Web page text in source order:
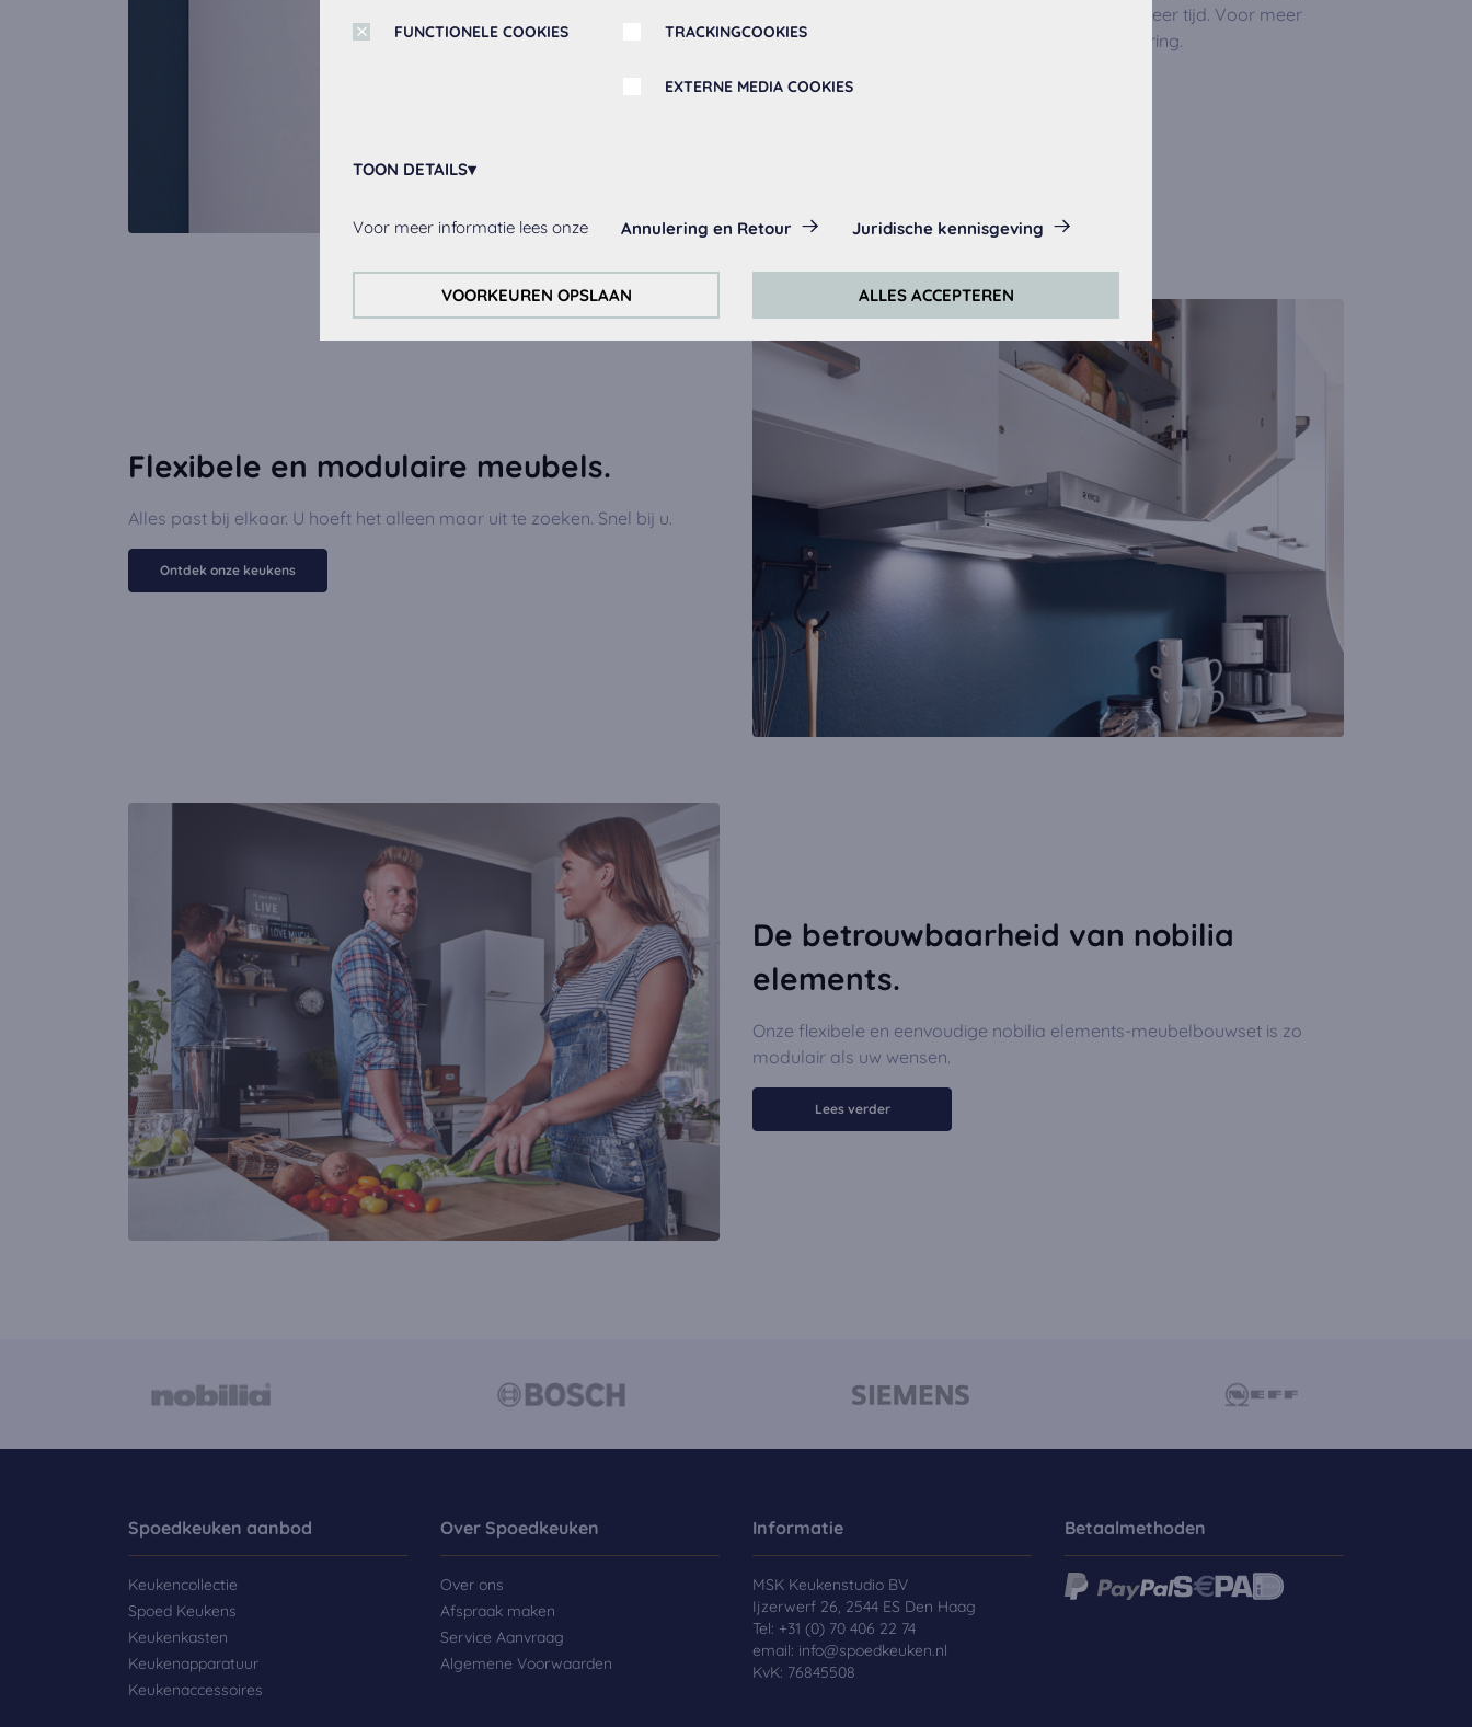
FUNCTIONELE COOKIES TRACKINGCOOKIES
EXTERNE MEDIA COOKIES
TOON DETAILS
Functionele Cookies:
Trackingcookies:
Om onze website continu te verbeteren, analyseren wij het gedrag van de bezoekers. Daarvoor
gebruiken wij trackingcookies van Google Analytics (deels via de Google Tag Manager).
De cookies zijn nodig om de video's af te spelen. Zodra cookies van externe media zijn geaccepteerd,
Voor meer informatie lees onze Annulering en Retour Juridische kennisgeving
VOORKEUREN OPSLAAN ALLES ACCEPTEREN
schept ruimte voor de belangrijke dingen. Voor meer tijd. Voor meer
zekerheid. Voor meer mogelijkheden tot verandering.
Ontdek onze keukens
Flexibele en modulaire meubels.
Alles past bij elkaar. U hoeft het alleen maar uit te zoeken. Snel bij u.
Ontdek onze keukens
De betrouwbaarheid van nobilia
elements.
Onze flexibele en eenvoudige nobilia elements-meubelbouwset is zo
modulair als uw wensen.
Lees verder
Spoedkeuken aanbod
Keukencollectie
Spoed Keukens
Keukenkasten
Keukenapparatuur
Keukenaccessoires
Over Spoedkeuken
Over ons
Afspraak maken
Service Aanvraag
Algemene Voorwaarden
Informatie
MSK Keukenstudio BV
Ijzerwerf 26, 2544 ES Den Haag
Tel: +31 (0) 70 406 22 74
email: info@spoedkeuken.nl
KvK: 76845508
Betaalmethoden